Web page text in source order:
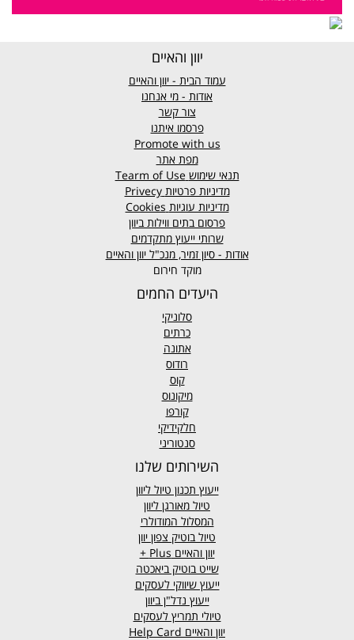
יוון והאיים
עמוד הבית - יוון והאיים
אודות - מי אנחנו
צור קשר
פרסמו איתנו
Promote with us
מפת אתר
תנאי שימוש
מדיניות פרטיות Privecy
מדיניות עוגיות Cookies
פרסום בתים ווילות ביוון
שרותי ייעוץ מתקדמים
אודות - סיון זמיר, מנכ"ל יוון והאיים
מוקד חירום
היעדים החמים
סלוניקי
כרתים
אתונה
רודוס
קוס
מיקונוס
קורפו
חלקידיקי
סנטוריני
השירותים שלנו
ייעוץ תכנון טיול ליוון
טיול מאורגן ליוון
המסלול המודולרי
טיול בוטיק צפון יוון
יוון והאיים Plus +
שייט בוטיק ביאכטה
ייעוץ שיווקי לעסקים
ייעוץ נדל"ן ביוון
טיולי תמריץ לעסקים
יוון והאיים Help Card